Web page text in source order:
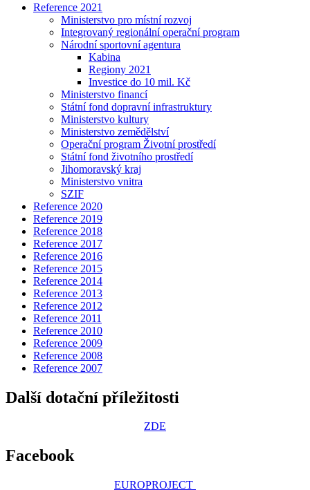
Reference 2021
Ministerstvo pro místní rozvoj
Integrovaný regionální operační program
Národní sportovní agentura
Kabina
Regiony 2021
Investice do 10 mil. Kč
Ministerstvo financí
Státní fond dopravní infrastruktury
Ministerstvo kultury
Ministerstvo zemědělství
Operační program Životní prostředí
Státní fond životního prostředí
Jihomoravský kraj
Ministerstvo vnitra
SZIF
Reference 2020
Reference 2019
Reference 2018
Reference 2017
Reference 2016
Reference 2015
Reference 2014
Reference 2013
Reference 2012
Reference 2011
Reference 2010
Reference 2009
Reference 2008
Reference 2007
Další dotační příležitosti
ZDE
Facebook
EUROPROJECT